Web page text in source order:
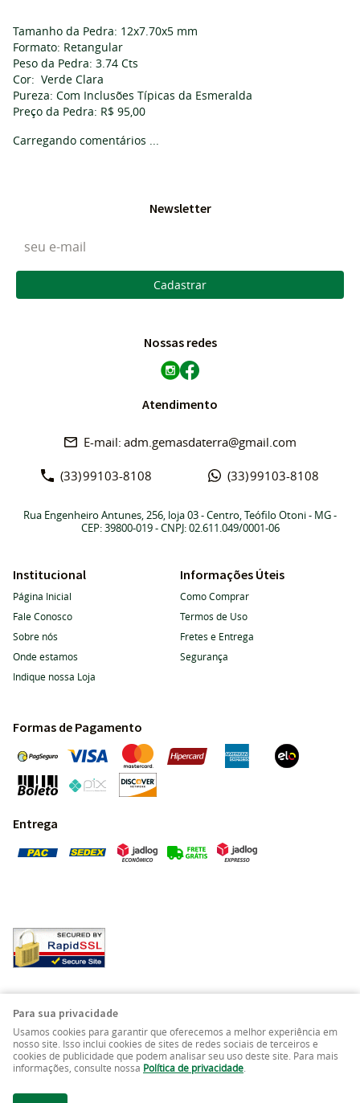
Tamanho da Pedra: 12x7.70x5 mm
Formato: Retangular
Peso da Pedra: 3.74 Cts
Cor: Verde Clara
Pureza: Com Inclusões Típicas da Esmeralda
Preço da Pedra: R$ 95,00
Carregando comentários ...
Newsletter
Cadastrar
Nossas redes
Atendimento
(33)99103-8108 (33)99103-8108
adm.gemasdaterra@gmail.com
Rua Engenheiro Antunes, 256, loja 03-Centro, Teófilo Otoni- MG-
CEP: 39800-019- CNPJ: 02.611.049/0001-06
Institucional
Página Inicial
Fale Conosco
Sobre nós
Onde estamos
Indique nossa Loja
Informações Úteis
Como Comprar
Termos de Uso
Fretes e Entrega
Segurança
Formas de Pagamento
Entrega
LOJA VIRTUAL CRIADA POR
Para sua privacidade
Usamos cookies para garantir que oferecemos a melhor experiência em
nosso site. Isso inclui cookies de sites de redes sociais de terceiros e
cookies de publicidade que podem analisar seu uso deste site. Para mais
informações, consulte nossa Política de privacidade